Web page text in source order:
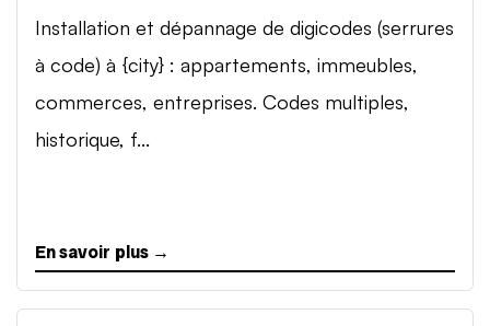
Installation et dépannage de digicodes (serrures
à code) à {city} : appartements, immeubles,
commerces, entreprises. Codes multiples,
historique, f...
En savoir plus →